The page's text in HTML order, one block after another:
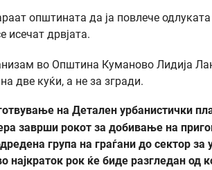
општината да ја повлече
исечат дрвјата.
во Општина Куманово Лидија
две куќи, а не за згради.
на Детален урбанистички
заврши рокот за добивање на
група на граѓани до сектор
најкраток рок ќе биде разгледан од